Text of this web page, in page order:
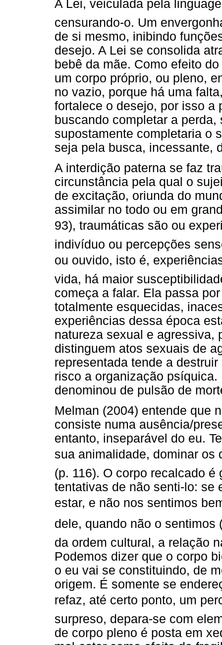
A Lei, veiculada pela
censurando-o. Um
de si mesmo, inibindo
desejo. A Lei se consolida
bebê da mãe. Como efeito
um corpo próprio, ou pleno,
no vazio, porque há uma
fortalece o desejo, por isso a
buscando completar a
supostamente completaria o
seja pela busca, incessante,
A interdição paterna se faz
circunstância pela qual o
de excitação, oriunda do
assimilar no todo ou em
93), traumáticas são ou
indivíduo ou percepções
ou ouvido, isto é,
vida, há maior
começa a falar. Ela passa
totalmente esquecidas,
experiências dessa época
natureza sexual e agressiva,
distinguem atos sexuais de
representada tende a
risco a organização
denominou de pulsão de
Melman (2004) entende que
consiste numa ausência/
entanto, inseparável do eu.
sua animalidade, dominar
(p. 116). O corpo recalcado
tentativas de não senti-lo: se
estar, e não nos sentimos
dele, quando não o
da ordem cultural, a relação
Podemos dizer que o corpo
o eu vai se constituindo, de
origem. É somente se
refaz, até certo ponto, um
surpreso, depara-se com
de corpo pleno é posta em